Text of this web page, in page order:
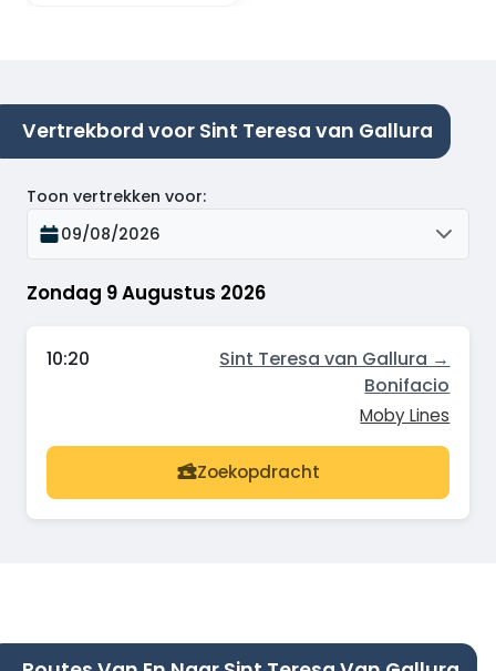
Vertrekbord voor Sint Teresa van Gallura
Zondag 9 Augustus 2026
Toon vertrekken voor:
09/08/2026
10:20
Sint Teresa van Gallura →
Bonifacio
Moby Lines
Zoekopdracht